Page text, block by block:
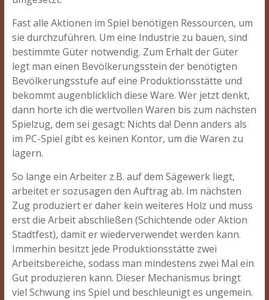
Fast alle Aktionen im Spiel benötigen Ressourcen, um
sie durchzuführen. Um eine Industrie zu bauen, sind
bestimmte Güter notwendig. Zum Erhalt der Güter
legt man einen Bevölkerungsstein der benötigten
Bevölkerungsstufe auf eine Produktionsstätte und
bekommt augenblicklich diese Ware. Wer jetzt denkt,
dann horte ich die wertvollen Waren bis zum nächsten
Spielzug, dem sei gesagt: Nichts da! Denn anders als
im PC-Spiel gibt es keinen Kontor, um die Waren zu
lagern.
So lange ein Arbeiter z.B. auf dem Sägewerk liegt,
arbeitet er sozusagen den Auftrag ab. Im nächsten
Zug produziert er daher kein weiteres Holz und muss
erst die Arbeit abschließen (Schichtende oder Aktion
Stadtfest), damit er wiederverwendet werden kann.
Immerhin besitzt jede Produktionsstätte zwei
Arbeitsbereiche, sodass man mindestens zwei Mal ein
Gut produzieren kann. Dieser Mechanismus bringt
viel Schwung ins Spiel und beschleunigt es ungemein.